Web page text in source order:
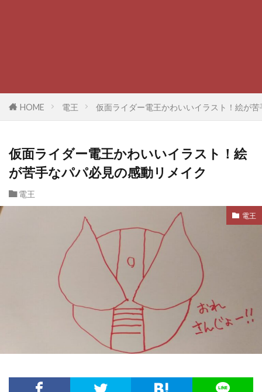
HOME 電王 仮面ライダー電王かわいいイラスト！絵が
仮面ライダー電王かわいいイラスト！絵
が苦手なパパ必見の感動リメイク
電王
電王